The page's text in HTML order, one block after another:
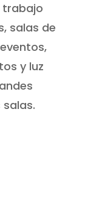
trabajo
salas de
y luz